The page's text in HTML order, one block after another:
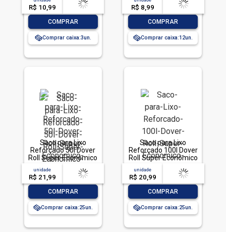
R$ 10,99 -- --,--un.
COMPRAR
Comprar caixa:3
R$ 8,99 -- --,--un.
COMPRAR
Comprar caixa:12
Saco para Lixo
Reforçado 50l Dover
Roll Super Econômico
20 Unidades
unidade
R$ 21,99
acima de
-- --,--un.
COMPRAR
Comprar caixa:25
Saco para Lixo
Reforçado 100l Dover
Roll Super Econômico
10 Unidades
unidade
R$ 20,99
acima de
-- --,--un.
COMPRAR
Comprar caixa:25